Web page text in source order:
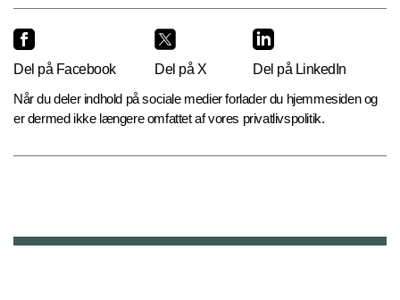
Del på Facebook Del på X
Del på LinkedIn
Når du deler indhold på sociale medier forlader du hjemmesiden og
er dermed ikke længere omfattet af vores privatlivspolitik.